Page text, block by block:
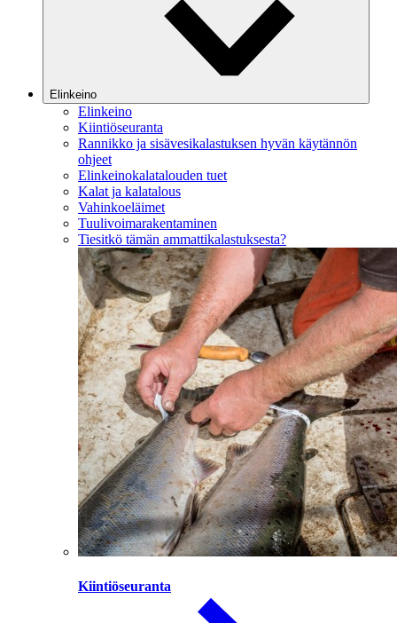
Elinkeino
Elinkeino
Kiintiöseuranta
Rannikko ja sisävesikalastuksen hyvän käytännön
ohjeet
Elinkeinokalatalouden tuet
Kalat ja kalatalous
Vahinkoeläimet
Tuulivoimarakentaminen
Tiesitkö tämän ammattikalastuksesta?
Kiintiöseuranta